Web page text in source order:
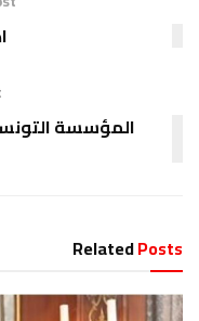
المؤسسة
RelatedPosts